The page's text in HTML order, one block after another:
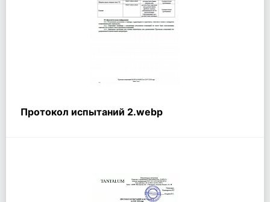
Протокол испытаний 2.webp